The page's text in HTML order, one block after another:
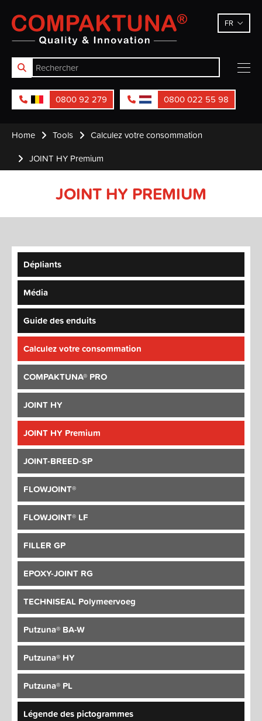
Compaktuna FR
0800 92 279 0800 022 55 98
Home Tools
Calculez votre consommation
JOINT HY Premium
JOINT HY PREMIUM
Dépliants
Média
Guide des enduits
Calculez votre consommation
COMPAKTUNA® PRO
JOINT HY
JOINT HY Premium
JOINT-BREED-SP
FLOWJOINT®
FLOWJOINT® LF
FILLER GP
EPOXY-JOINT RG
TECHNISEAL Polymeervoeg
Putzuna® BA-W
Putzuna® HY
Putzuna® PL
Légende des pictogrammes